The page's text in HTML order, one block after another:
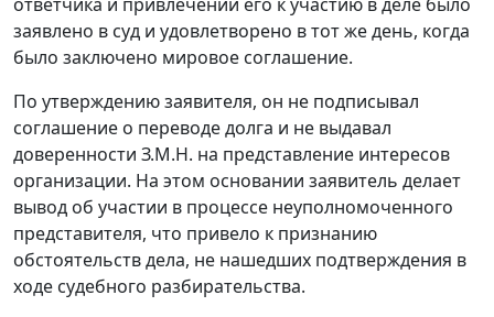
заявлено в суд и удовлетворено в тот же день, когда
было заключено мировое соглашение.
По утверждению заявителя, он не подписывал
соглашение о переводе долга и не выдавал
доверенности З.М.Н. на представление интересов
организации. На этом основании заявитель делает
вывод об участии в процессе неуполномоченного
представителя, что привело к признанию
обстоятельств дела, не нашедших подтверждения в
ходе судебного разбирательства.